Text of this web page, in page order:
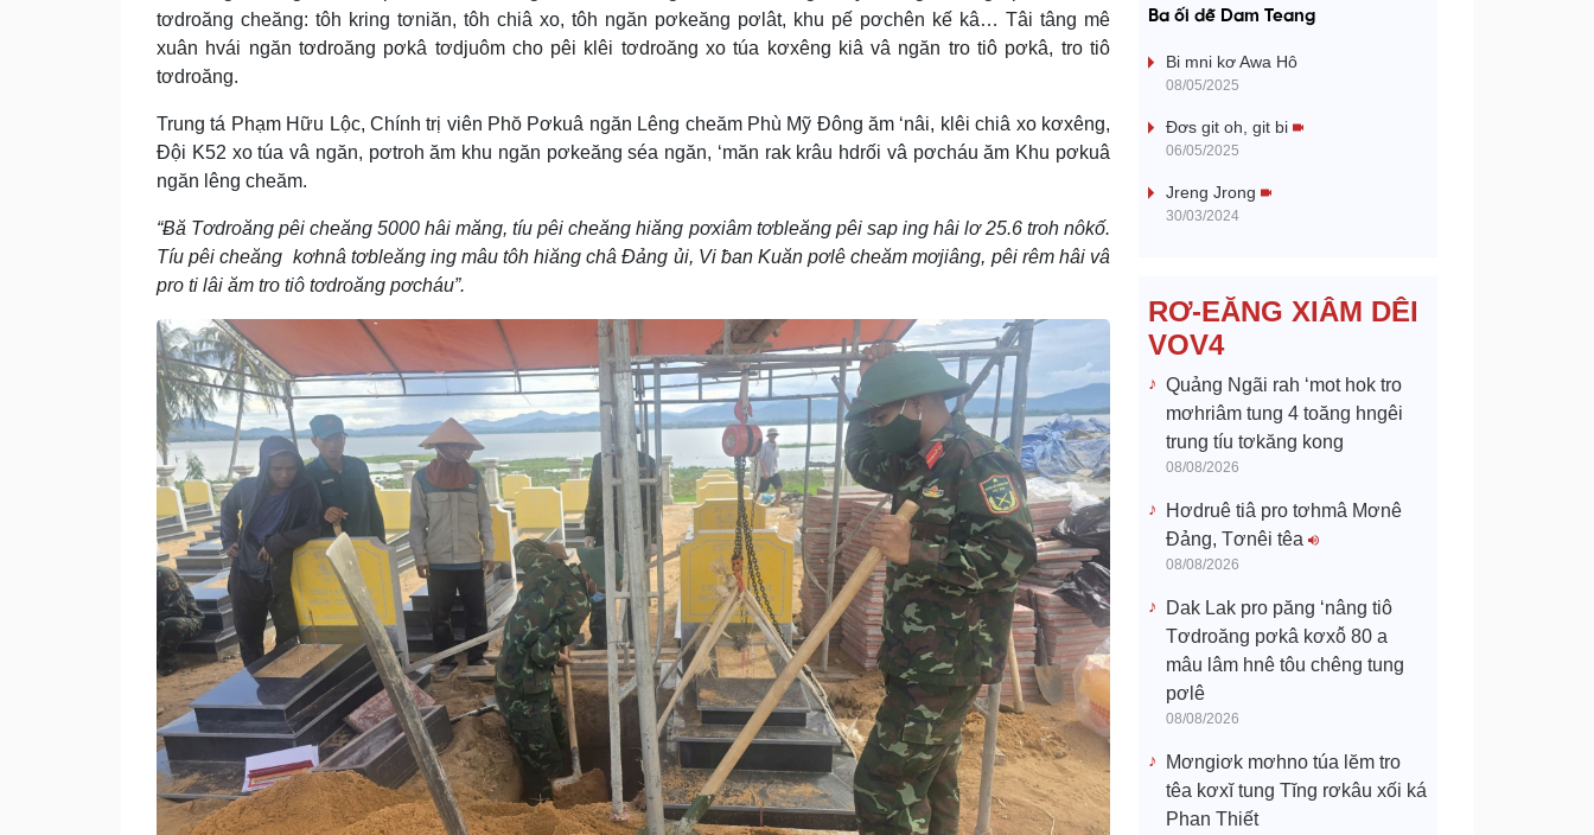
tơdroăng cheăng: tôh kring tơniăn, tôh chiâ xo, tôh ngăn pơkeăng pơlât, khu pế pơchên kế kâ… Tâi tâng mê
xuân hvái ngăn tơdroăng pơkâ tơdjuôm cho pêi klêi tơdroăng xo túa kơxêng kiâ vâ ngăn tro tiô pơkâ, tro tiô
tơdroăng.
Trung tá Phạm Hữu Lộc, Chính trị viên Phŏ Pơkuâ ngăn Lêng cheăm Phù Mỹ Đông ăm ‘nâi, klêi chiâ xo kơxêng,
Đội K52 xo túa vâ ngăn, pơtroh ăm khu ngăn pơkeăng séa ngăn, ‘măn rak krâu hdrối vâ pơcháu ăm Khu pơkuâ
ngăn lêng cheăm.
“Ƀă Tơdroăng pêi cheăng 5000 hâi măng, tíu pêi cheăng hiăng pơxiâm tơbleăng pêi sap ing hâi lơ 25.6 troh nôkố.
Tíu pêi cheăng kơhnâ tơbleăng ing mâu tôh hiăng châ Đảng ủi, Vi ƀan Kuăn pơlê cheăm mơjiâng, pêi rêm hâi vâ
pro ti lâi ăm tro tiô tơdroăng pơcháu”.
a
y
V
o
Ba ối dê̆ Dam Teang
Bi mni kơ Awa Hô
08/05/2025
Đơs git oh, git bi
06/05/2025
Jreng Jrong
30/03/2024
RƠ-EĂNG XIÂM DÊI
VOV4
Quảng Ngãi rah ‘mot hok tro
mơhriâm tung 4 toăng hngêi
trung tíu tơkăng kong
08/08/2026
Hơdruê tiâ pro tơhmâ Mơnê
Đảng, Tơnêi têa
08/08/2026
Dak Lak pro păng ‘nâng tiô
Tơdroăng pơkâ kơxô̆ 80 a
mâu lâm hnê tôu chêng tung
pơlê
08/08/2026
Mơngiơk mơhno túa lĕm tro
têa kơxĭ tung Tĭng rơkâu xối ká
Phan Thiết